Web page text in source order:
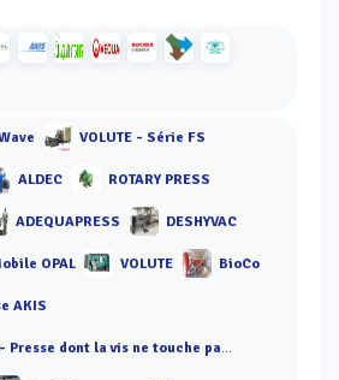
VOLUTE - Série FS
ALDEC ROTARY PRESS
ADEQUAPRESS DESHYVAC
OPAL VOLUTE BioCo
AKIS
dont la vis ne touche pas les anneaux